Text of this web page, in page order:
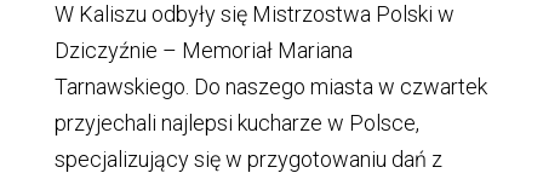
W Kaliszu odbyły się Mistrzostwa Polski w
Dziczyźnie – Memoriał Mariana
Tarnawskiego. Do naszego miasta w czwartek
przyjechali najlepsi kucharze w Polsce,
specjalizujący się w przygotowaniu dań z